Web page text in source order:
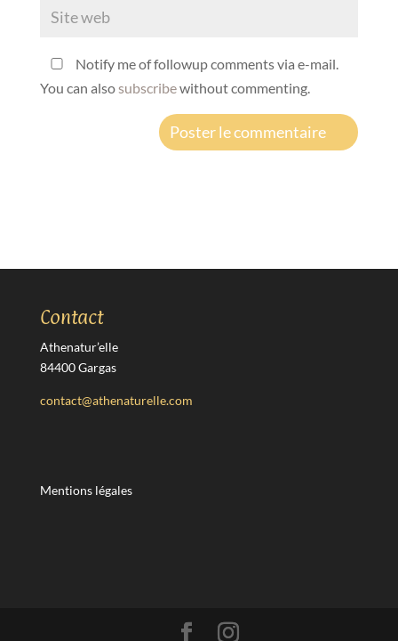
Notify me of followup comments via e-mail.
You can alsosubscribewithout commenting.
Contact
Athenatur’elle
84400 Gargas
contact@athenaturelle.com
Mentions légales